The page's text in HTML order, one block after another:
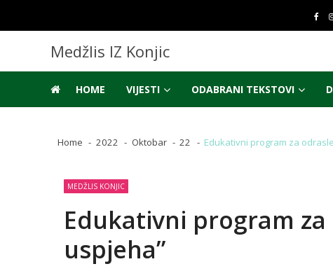
navigation
content
Medžlis IZ Konjic
HOME VIJESTI ODABRANI TEKSTOVI
Home 2022 Oktobar 22 Edukativni program za
MEDŽLIS KONJIC
Edukativni program
uspjeha”